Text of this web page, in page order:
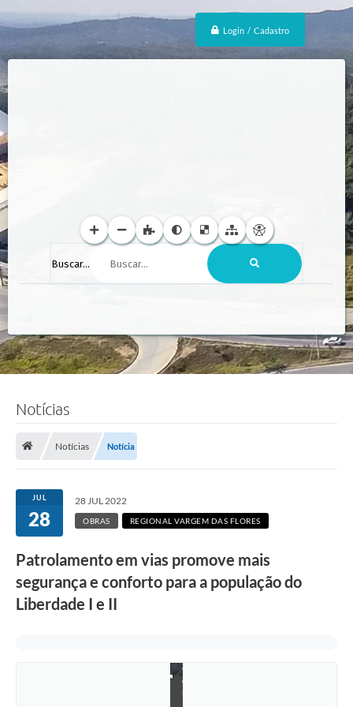
Login / Cadastro
Buscar...
Notícias
Notícias Notícia
JUL
28
28 JUL 2022
OBRAS REGIONAL VARGEM DAS FLORES
Patrolamento em vias promove mais
segurança e conforto para a população do
Liberdade I e II
e
q
u